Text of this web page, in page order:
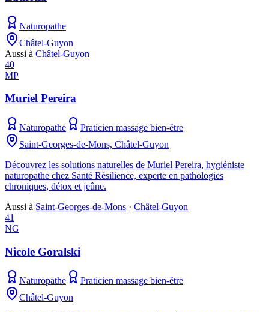
Naturopathe
Châtel-Guyon
Aussi à Châtel-Guyon
40
MP
Muriel Pereira
Naturopathe
Praticien massage bien-être
Saint-Georges-de-Mons, Châtel-Guyon
Découvrez les solutions naturelles de Muriel Pereira, hygiéniste
naturopathe chez Santé Résilience, experte en pathologies
chroniques, détox et jeûne.
Aussi à Saint-Georges-de-Mons · Châtel-Guyon
41
NG
Nicole Goralski
Naturopathe
Praticien massage bien-être
Châtel-Guyon